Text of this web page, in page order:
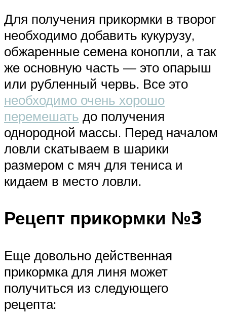
Для получения прикормки в творог
необходимо добавить кукурузу,
обжаренные семена конопли, а так
же основную часть — это опарыш
или рубленный червь. Все это
необходимо очень хорошо
перемешать до получения
однородной массы. Перед началом
ловли скатываем в шарики
размером с мяч для тениса и
кидаем в место ловли.
Рецепт прикормки №3
Еще довольно действенная
прикормка для линя может
получиться из следующего
рецепта: